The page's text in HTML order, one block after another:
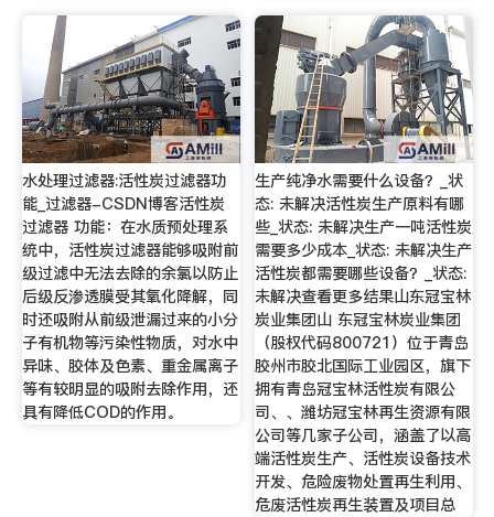
水处理过滤器:活性炭过滤器功
能_过滤器-CSDN博客活性炭
过滤器 功能：在水质预处理系
统中，活性炭过滤器能够吸附前
级过滤中无法去除的余氯以防止
后级反渗透膜受其氧化降解，同
时还吸附从前级泄漏过来的小分
子有机物等污染性物质，对水中
异味、胶体及色素、重金属离子
等有较明显的吸附去除作用，还
具有降低COD的作用。
生产纯净水需要什么设备？_状
态: 未解决活性炭生产原料有哪
些_状态: 未解决生产一吨活性炭
需要多少成本_状态: 未解决生产
活性炭都需要哪些设备？_状态:
未解决查看更多结果山东冠宝林
炭业集团山 东冠宝林炭业集团
（股权代码800721）位于青岛
胶州市胶北国际工业园区，旗下
拥有青岛冠宝林活性炭有限公
司、、潍坊冠宝林再生资源有限
公司等几家子公司，涵盖了以高
端活性炭生产、活性炭设备技术
开发、危险废物处置再生利用、
危废活性炭再生装置及项目总